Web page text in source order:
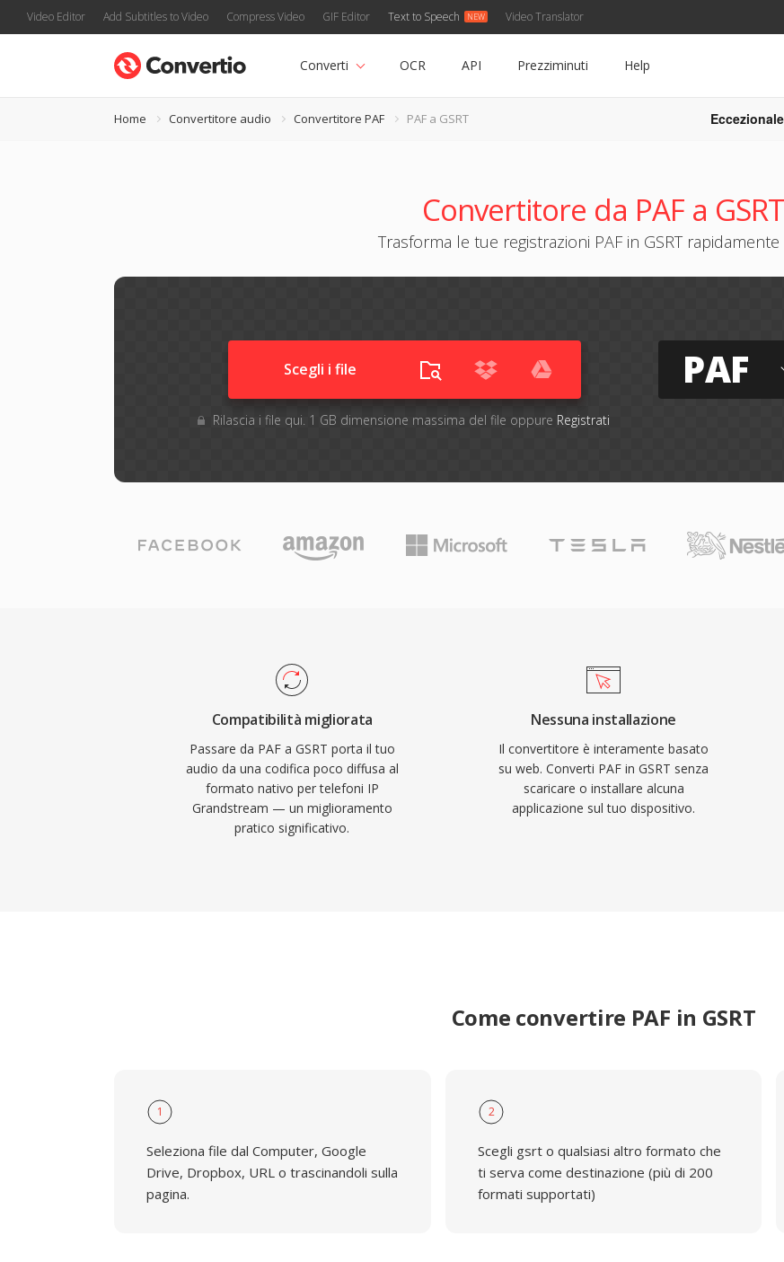
Video Editor Add Subtitles to Video Compress Video GIF Editor Text to Speech Video Translator
Converti OCR API Prezziminuti Help
Home Convertitore audio Convertitore PAF PAF a GSRT Eccezionale
Convertitore da PAF a GSRT
Trasforma le tue registrazioni PAF in GSRT
Scegli i file
Rilascia i file qui. 1 GB dimensione massima del file oppure Registrati
PAF
Compatibilità migliorata
Passare da PAF a GSRT porta il tuo
audio da una codifica poco diffusa al
formato nativo per telefoni IP
Grandstream — un miglioramento
pratico significativo.
Nessuna installazione
Il convertitore è interamente basato
su web. Converti PAF in GSRT senza
scaricare o installare alcuna
applicazione sul tuo dispositivo.
Come convertire PAF in GSRT
1
Seleziona file dal Computer, Google
Drive, Dropbox, URL o trascinandoli sulla
pagina.
2
Scegli gsrt o qualsiasi altro formato che
ti serva come destinazione (più di 200
formati supportati)